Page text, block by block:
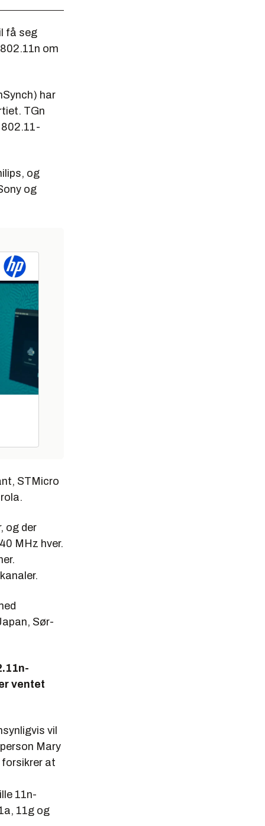
få seg
om
har
TGn
og
og
STMicro
og der
MHz hver.
Sør-
ventet
vil
Mary
forsikrer at
11n-
11g og